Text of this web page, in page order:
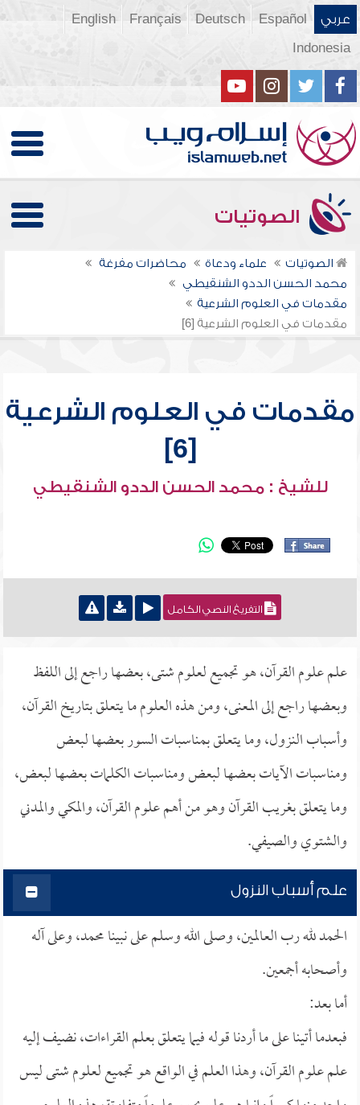
عربي Español
Deutsch
Français
English
Indonesia
الصوتيات
الصوتيات علماء ودعاة
محاضرات مفرغة
محمد الحسن الددو الشنقيطي
مقدمات في العلوم الشرعية
مقدمات في العلوم الشرعية [6]
مقدمات في العلوم الشرعية
[6]
للشيخ : محمد الحسن الددو الشنقيطي
التفريغ النصي الكامل
علم علوم القرآن، هو تجميع لعلوم شتى، بعضها راجع إلى اللفظ
وبعضها راجع إلى المعنى، ومن هذه العلوم ما يتعلق بتاريخ القرآن،
وأسباب النزول، وما يتعلق بمناسبات السور بعضها لبعض
ومناسبات الآيات بعضها لبعض ومناسبات الكلمات بعضها لبعض،
وما يتعلق بغريب القرآن وهو من أهم علوم القرآن، والمكي والمدني
والشتوي والصيفي.
علم أسباب النزول
الحمد لله رب العالمين، وصلى الله وسلم على نبينا محمد، وعلى آله
وأصحابه أجمعين.
أما بعد:
فبعدما أتينا على ما أردنا قوله فيما يتعلق بعلم القراءات، نضيف إليه
علم علوم القرآن، وهذا العلم في الواقع هو تجميع لعلوم شتى ليس